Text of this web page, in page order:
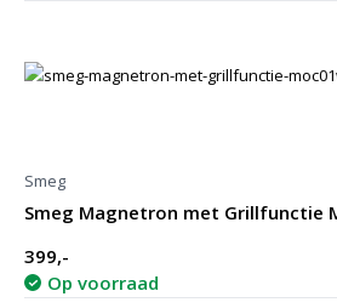
Smeg
Smeg Magnetron met Grillfunctie
399,-
Op voorraad